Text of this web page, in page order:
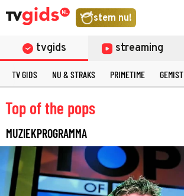
stem nu!
tvgids streaming
TV GIDS NU & STRAKS PRIMETIME GEMIST
Top of the pops
MUZIEKPROGRAMMA